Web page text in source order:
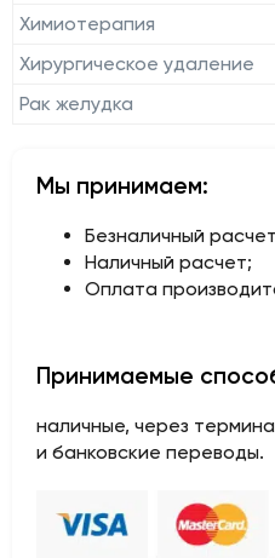
Химиотерапия
Хирургическое удаление
Рак желудка
Мы принимаем:
Безналичный
Наличный расчет;
Оплата
Принимаемые
наличные, через
и банковские переводы.